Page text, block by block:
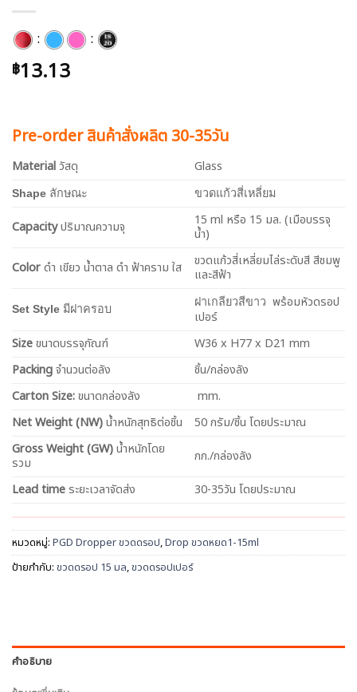
: :
฿13.13
Pre-order สินค้าสั่งผลิต 30-35วัน
Material วัสดุ Glass
Shape ลักษณะ ขวดแก้วสี่เหลี่ยม
Capacityปริมาณความจุ
15 ml หรือ 15 มล. (เมือบรรจุ
น้ำ)
Colorดำ เขียว น้ำตาล ดำ ฟ้าคราม ใส
ขวดแก้วสี่เหลี่ยมไล่ระดับสี สีชมพู
และสีฟ้า
Set Style มีฝาครอบ
ฝาเกลียวสีขาว พร้อมหัวดรอป
เปอร์
Sizeขนาดบรรจุภัณฑ์
W36 x H77 x D21 mm
Packingจำนวนต่อลัง
ชิ้น/กล่องลัง
Carton Size:ขนาดกล่องลัง
mm.
NetWeight (NW)น้ำหนักสุทธิต่อชิ้น
50 กรัม/ชิ้น โดยประมาณ
Gross Weight (GW)น้ำหนักโดย
รวม
กก./กล่องลัง
Lead time ระยะเวลาจัดส่ง 30-35วัน โดยประมาณ
หมวดหมู่: PGD Dropper ขวดดรอป,Drop ขวดหยด1-15ml
ป้ายกำกับ: ขวดดรอป 15 มล,ขวดดรอปเปอร์
คำอธิบาย